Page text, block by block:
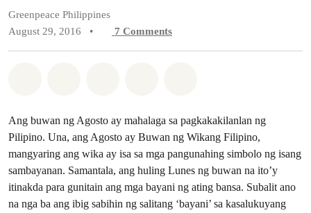
Greenpeace Philippines
August 29, 2016
• 7 Comments
Ang buwan ng Agosto ay mahalaga sa pagkakakilanlan ng
Pilipino. Una, ang Agosto ay Buwan ng Wikang Filipino,
mangyaring ang wika ay isa sa mga pangunahing simbolo ng isang
sambayanan. Samantala, ang huling Lunes ng buwan na ito’y
itinakda para gunitain ang mga bayani ng ating bansa. Subalit ano
na nga ba ang ibig sabihin ng salitang ‘bayani’ sa kasalukuyang